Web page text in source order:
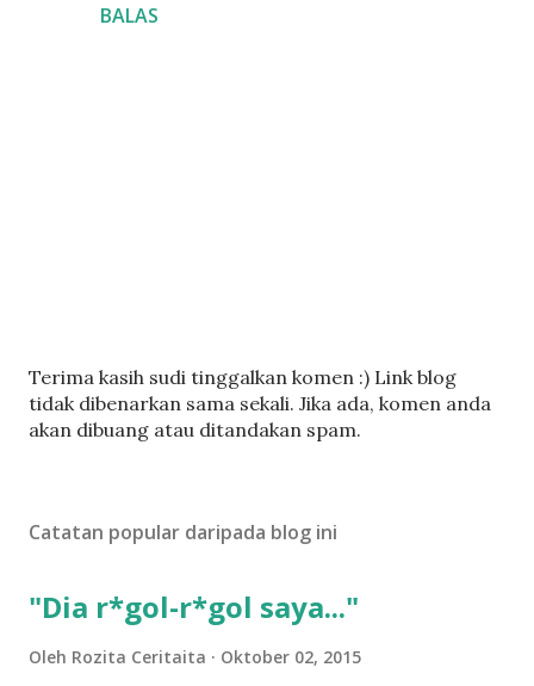
BALAS
C
a
t
l
Terima kasih sudi tinggalkan komen :) Link blog
tidak dibenarkan sama sekali. Jika ada, komen anda
akan dibuang atau ditandakan spam.
Catatan popular daripada blog ini
"Dia r*gol-r*gol saya..."
Oleh Rozita Ceritaita Oktober 02, 2015